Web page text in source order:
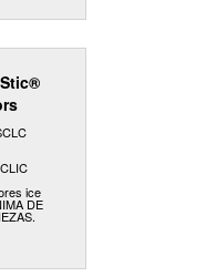
ice
DE